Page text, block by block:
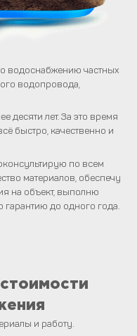
водоснабжению частных
водопровода,
десяти лет. За это время
быстро, качественно и
по всем
материалов, обеспечу
на объект, выполню
до одного года.
и работу.